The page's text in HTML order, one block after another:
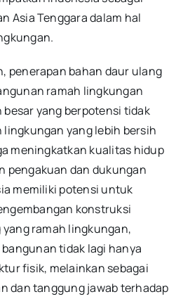
Asia Tenggara dalam hal
penerapan bahan daur ulang
ramah lingkungan
yang berpotensi tidak
yang lebih bersih
meningkatkan kualitas hidup
pengakuan dan dukungan
memiliki potensi untuk
konstruksi
ramah lingkungan,
tidak lagi hanya
fisik, melainkan sebagai
dan tanggung jawab terhadap